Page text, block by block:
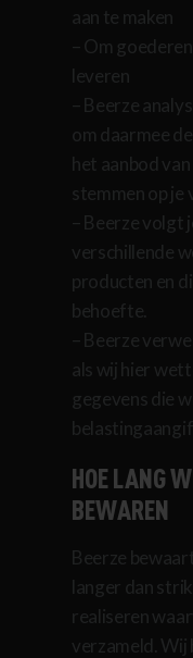
aan te maken
– Om
leveren
– Beerze
om daarmee
het aanbod
stemmen op je
– Beerze volgt
verschillende
producten en
behoefte.
– Beerze
als wij hier
gegevens die
HOE LANG
BEWAREN
Beerze
langer dan
realiseren
verzameld. Wij